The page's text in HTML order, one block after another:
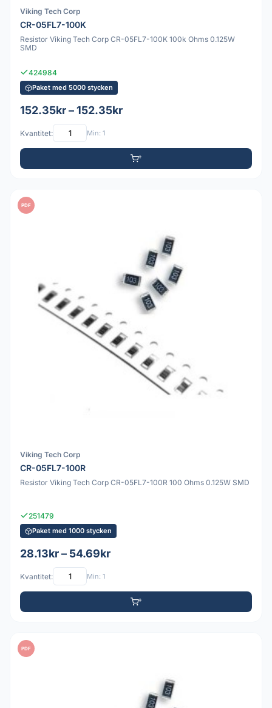
Viking Tech Corp
CR-05FL7-100K
Resistor Viking Tech Corp CR-05FL7-100K 100k Ohms 0.125W
SMD
424984
Paket med 5000 stycken
152.35kr – 152.35kr
Kvantitet: Min: 1
PDF
Viking Tech Corp
CR-05FL7-100R
Resistor Viking Tech Corp CR-05FL7-100R 100 Ohms 0.125W SMD
251479
Paket med 1000 stycken
28.13kr – 54.69kr
Kvantitet: Min: 1
PDF